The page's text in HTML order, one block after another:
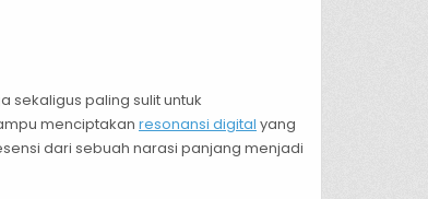
MENGONSTRUKSI NARASI BERDAMPAK DI ERA ALGORITMA CERDAS
sekaligus paling sulit untuk
menciptakan resonansi digital yang
dari sebuah narasi panjang menjadi